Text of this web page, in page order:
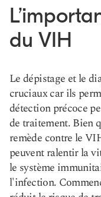
du VIH
Le dépistage et le
cruciaux car ils
détection précoce
de traitement. Bien
remède contre le
peuvent ralentir la
le système
l'infection.